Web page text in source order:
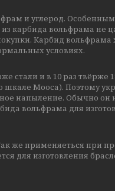
и углерод. Особенным
карбида вольфрама не
Карбид
условиях.
стали и в 10 раз твёрже
шкале Мооса). Поэтому
напыление. Обычно он
вольфрама для
же применяеться при
для изготовления